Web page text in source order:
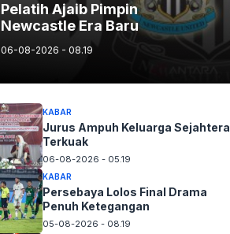
Pelatih Ajaib Pimpin
Newcastle Era Baru
06-08-2026 - 08.19
KABAR
Jurus Ampuh Keluarga Sejahtera
Terkuak
06-08-2026 - 05.19
KABAR
Persebaya Lolos Final Drama
Penuh Ketegangan
05-08-2026 - 08.19